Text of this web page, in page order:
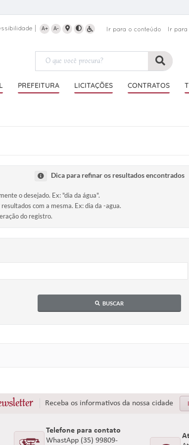
A+ A- Ir para o conteúdo Ir
PREFEITURA LICITAÇÕES CONTRATOS
Dica para refinar os resultados encontrados
o desejado. Ex: "dia da água".
com a mesma. Ex: dia da -agua.
do registro.
BUSCAR
Receba os informativos da nossa cidade
Telefone para contato
WhastApp (35) 99809-